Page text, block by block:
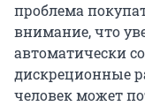
проблема
внимание, что
автоматически
дискреционные
человек может